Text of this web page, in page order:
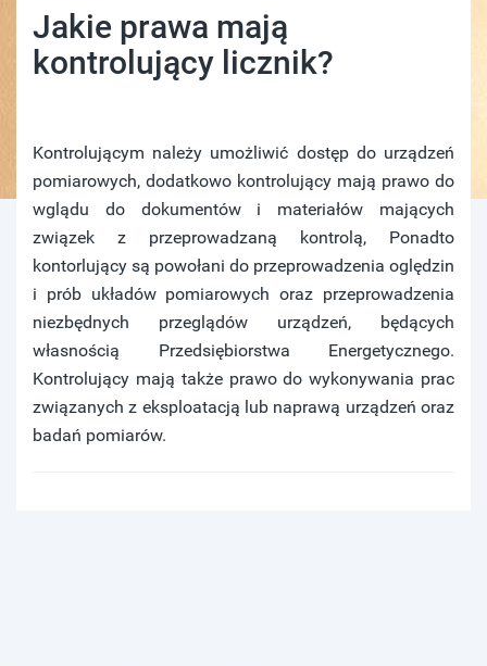
Jakie prawa mają
kontrolujący licznik?
Kontrolującym należy umożliwić dostęp do urządzeń
pomiarowych, dodatkowo kontrolujący mają prawo do
wglądu do dokumentów i materiałów mających
związek z przeprowadzaną kontrolą, Ponadto
kontorlujący są powołani do przeprowadzenia oględzin
i prób układów pomiarowych oraz przeprowadzenia
niezbędnych przeglądów urządzeń, będących
własnością Przedsiębiorstwa Energetycznego.
Kontrolujący mają także prawo do wykonywania prac
związanych z eksploatacją lub naprawą urządzeń oraz
badań pomiarów.